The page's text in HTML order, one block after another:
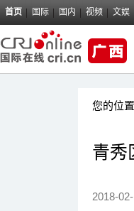
首页 国际 国内 视频 文娱
您的位置
青秀
2018-